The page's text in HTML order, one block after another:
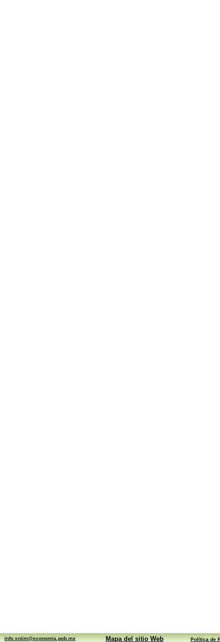
info.sniim@economia.gob.mx Mapa del sitio Web Política de